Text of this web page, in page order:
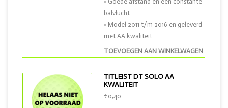
TOEVOEGEN AAN WINKELWAGEN
balvlucht
• Model 2011 t/m 2016 en geleverd
met AA kwaliteit
TITLEIST DT SOLO AA
KWALITEIT
€0,40